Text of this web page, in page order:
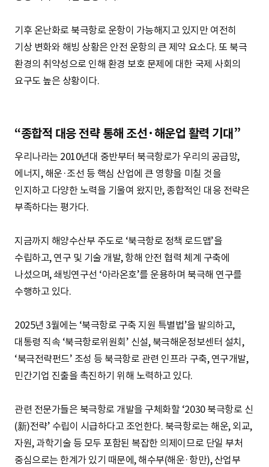
기후 온난화로 북극항로 운항이 가능해지고 있지만 여전히
기상 변화와 해빙 상황은 안전 운항의 큰 제약 요소다. 또 북극
환경의 취약성으로 인해 환경 보호 문제에 대한 국제 사회의
요구도 높은 상황이다.
“종합적 대응 전략 통해 조선·해운업 활력 기대”
우리나라는 2010년대 중반부터 북극항로가 우리의 공급망,
에너지, 해운·조선 등 핵심 산업에 큰 영향을 미칠 것을
인지하고 다양한 노력을 기울여 왔지만, 종합적인 대응 전략은
부족하다는 평가다.
지금까지 해양수산부 주도로 ‘북극항로 정책 로드맵’을
수립하고, 연구 및 기술 개발, 항해 안전 협력 체계 구축에
나섰으며, 쇄빙연구선 ‘아라온호’를 운용하며 북극해 연구를
수행하고 있다.
2025년 3월에는 ‘북극항로 구축 지원 특별법’을 발의하고,
대통령 직속 ‘북극항로위원회’ 신설, 북극해운정보센터 설치,
‘북극전략펀드’ 조성 등 북극항로 관련 인프라 구축, 연구개발,
민간기업 진출을 촉진하기 위해 노력하고 있다.
관련 전문가들은 북극항로 개발을 구체화할 ‘2030 북극항로 신
(新)전략’ 수립이 시급하다고 조언한다. 북극항로는 해운, 외교,
자원, 과학기술 등 모두 포함된 복잡한 의제이므로 단일 부처
중심으로는 한계가 있기 때문에, 해수부(해운·항만), 산업부